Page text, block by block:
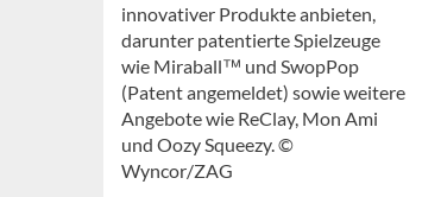
innovativer Produkte anbieten,
darunter patentierte Spielzeuge
wie Miraball™ und SwopPop
(Patent angemeldet) sowie weitere
Angebote wie ReClay, Mon Ami
und Oozy Squeezy. ©
Wyncor/ZAG